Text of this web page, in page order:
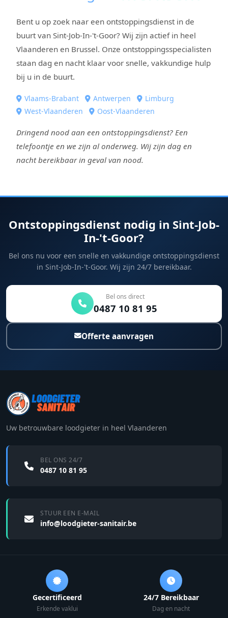
Bent u op zoek naar een ontstoppingsdienst in de
buurt van Sint-Job-In-'t-Goor? Wij zijn actief in heel
Vlaanderen en Brussel. Onze ontstoppingsspecialisten
staan dag en nacht klaar voor snelle, vakkundige hulp
bij u in de buurt.
Vlaams-Brabant Antwerpen
Limburg
West-Vlaanderen
Oost-Vlaanderen
Dringend nood aan een ontstoppingsdienst? Een
telefoontje en we zijn al onderweg. Wij zijn dag en
nacht bereikbaar in geval van nood.
Ontstoppingsdienst nodig in Sint-Job-
In-'t-Goor?
Bel ons nu voor een snelle en vakkundige ontstoppingsdienst
in Sint-Job-In-'t-Goor. Wij zijn 24/7 bereikbaar.
Bel ons direct
0487 10 81 95
Offerte aanvragen
Uw betrouwbare loodgieter in heel Vlaanderen
BEL ONS 24/7
0487 10 81 95
STUUR EEN E-MAIL
info@loodgieter-sanitair.be
Gecertificeerd
Erkende vaklui
24/7 Bereikbaar
Dag en nacht